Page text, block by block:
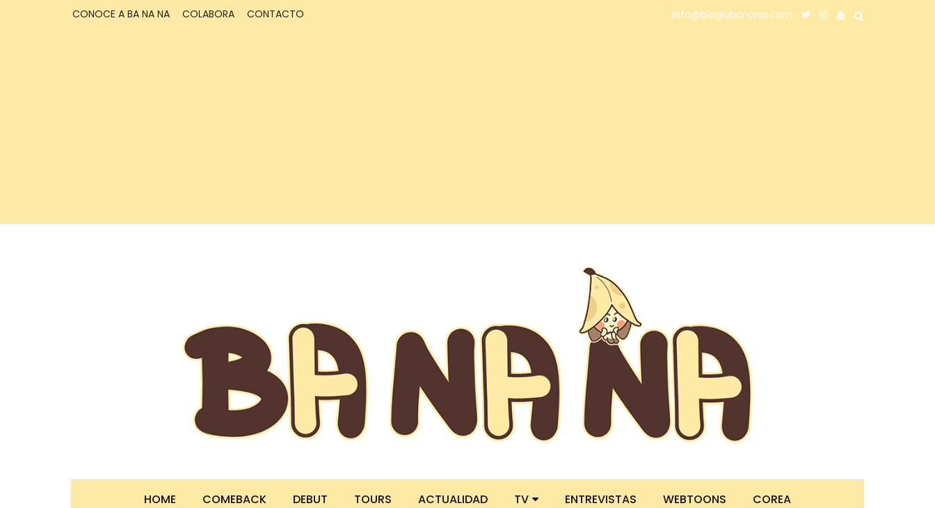
CONOCE A BA NA NA COLABORA CONTACTO info@bloglabanana.com
HOME COMEBACK DEBUT TOURS ACTUALIDAD TV ENTREVISTAS WEBTOONS COREA